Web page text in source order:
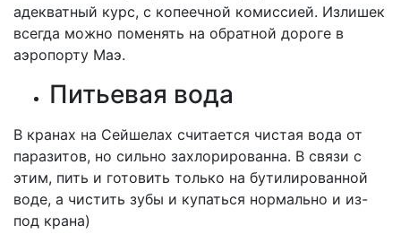
адекватный курс, с копеечной комиссией. Излишек
всегда можно поменять на обратной дороге в
аэропорту Маэ.
Питьевая вода
В кранах на Сейшелах считается чистая вода от
паразитов, но сильно захлорированна. В связи с
этим, пить и готовить только на бутилированной
воде, а чистить зубы и купаться нормально и из-
под крана)